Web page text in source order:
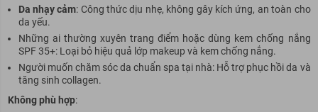
Da nhạy cảm: Công thức dịu nhẹ, không gây kích ứng, an toàn cho
da yếu.
Những ai thường xuyên trang điểm hoặc dùng kem chống nắng
SPF 35+: Loại bỏ hiệu quả lớp makeup và kem chống nắng.
Người muốn chăm sóc da chuẩn spa tại nhà: Hỗ trợ phục hồi da và
tăng sinh collagen.
Không phù hợp: